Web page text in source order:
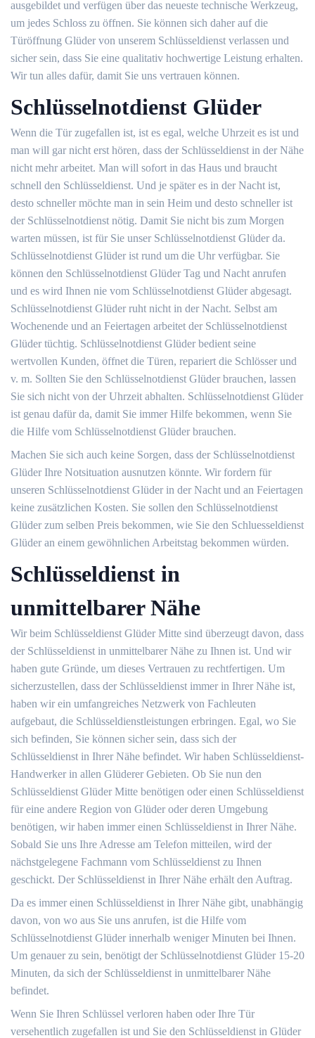
ausgebildet und verfügen über das neueste technische Werkzeug,
um jedes Schloss zu öffnen. Sie können sich daher auf die
Türöffnung Glüder von unserem Schlüsseldienst verlassen und
sicher sein, dass Sie eine qualitativ hochwertige Leistung erhalten.
Wir tun alles dafür, damit Sie uns vertrauen können.
Schlüsselnotdienst Glüder
Wenn die Tür zugefallen ist, ist es egal, welche Uhrzeit es ist und
man will gar nicht erst hören, dass der Schlüsseldienst in der Nähe
nicht mehr arbeitet. Man will sofort in das Haus und braucht
schnell den Schlüsseldienst. Und je später es in der Nacht ist,
desto schneller möchte man in sein Heim und desto schneller ist
der Schlüsselnotdienst nötig. Damit Sie nicht bis zum Morgen
warten müssen, ist für Sie unser Schlüsselnotdienst Glüder da.
Schlüsselnotdienst Glüder ist rund um die Uhr verfügbar. Sie
können den Schlüsselnotdienst Glüder Tag und Nacht anrufen
und es wird Ihnen nie vom Schlüsselnotdienst Glüder abgesagt.
Schlüsselnotdienst Glüder ruht nicht in der Nacht. Selbst am
Wochenende und an Feiertagen arbeitet der Schlüsselnotdienst
Glüder tüchtig. Schlüsselnotdienst Glüder bedient seine
wertvollen Kunden, öffnet die Türen, repariert die Schlösser und
v. m. Sollten Sie den Schlüsselnotdienst Glüder brauchen, lassen
Sie sich nicht von der Uhrzeit abhalten. Schlüsselnotdienst Glüder
ist genau dafür da, damit Sie immer Hilfe bekommen, wenn Sie
die Hilfe vom Schlüsselnotdienst Glüder brauchen.
Machen Sie sich auch keine Sorgen, dass der Schlüsselnotdienst
Glüder Ihre Notsituation ausnutzen könnte. Wir fordern für
unseren Schlüsselnotdienst Glüder in der Nacht und an Feiertagen
keine zusätzlichen Kosten. Sie sollen den Schlüsselnotdienst
Glüder zum selben Preis bekommen, wie Sie den Schluesseldienst
Glüder an einem gewöhnlichen Arbeitstag bekommen würden.
Schlüsseldienst in
unmittelbarer Nähe
Wir beim Schlüsseldienst Glüder Mitte sind überzeugt davon, dass
der Schlüsseldienst in unmittelbarer Nähe zu Ihnen ist. Und wir
haben gute Gründe, um dieses Vertrauen zu rechtfertigen. Um
sicherzustellen, dass der Schlüsseldienst immer in Ihrer Nähe ist,
haben wir ein umfangreiches Netzwerk von Fachleuten
aufgebaut, die Schlüsseldienstleistungen erbringen. Egal, wo Sie
sich befinden, Sie können sicher sein, dass sich der
Schlüsseldienst in Ihrer Nähe befindet. Wir haben Schlüsseldienst-
Handwerker in allen Glüderer Gebieten. Ob Sie nun den
Schlüsseldienst Glüder Mitte benötigen oder einen Schlüsseldienst
für eine andere Region von Glüder oder deren Umgebung
benötigen, wir haben immer einen Schlüsseldienst in Ihrer Nähe.
Sobald Sie uns Ihre Adresse am Telefon mitteilen, wird der
nächstgelegene Fachmann vom Schlüsseldienst zu Ihnen
geschickt. Der Schlüsseldienst in Ihrer Nähe erhält den Auftrag.
Da es immer einen Schlüsseldienst in Ihrer Nähe gibt, unabhängig
davon, von wo aus Sie uns anrufen, ist die Hilfe vom
Schlüsselnotdienst Glüder innerhalb weniger Minuten bei Ihnen.
Um genauer zu sein, benötigt der Schlüsselnotdienst Glüder 15-20
Minuten, da sich der Schlüsseldienst in unmittelbarer Nähe
befindet.
Wenn Sie Ihren Schlüssel verloren haben oder Ihre Tür
versehentlich zugefallen ist und Sie den Schlüsseldienst in Glüder